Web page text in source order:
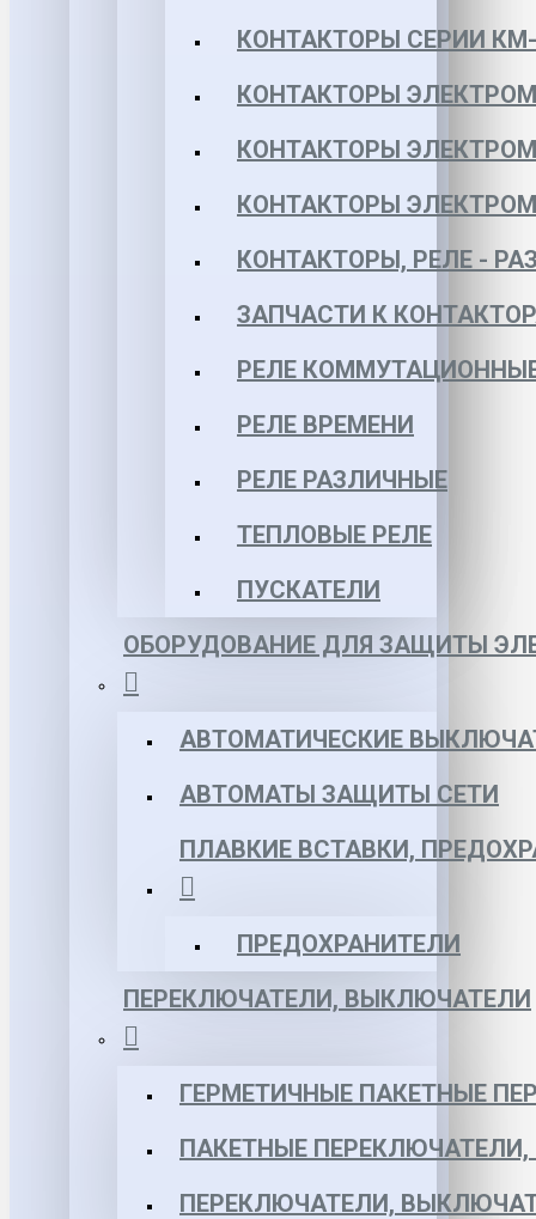
КОНТАКТОРЫ СЕРИИ КМ-
КОНТАКТОРЫ
КОНТАКТОРЫ
КОНТАКТОРЫ
КОНТАКТОРЫ, РЕЛЕ -
ЗАПЧАСТИ К
РЕЛЕ
РЕЛЕ ВРЕМЕНИ
РЕЛЕ РАЗЛИЧНЫЕ
ТЕПЛОВЫЕ РЕЛЕ
ПУСКАТЕЛИ
ОБОРУДОВАНИЕ ДЛЯ ЗАЩИТЫ
АВТОМАТИЧЕСКИЕ
АВТОМАТЫ ЗАЩИТЫ СЕТИ
ПЛАВКИЕ ВСТАВКИ,
ПРЕДОХРАНИТЕЛИ
ПЕРЕКЛЮЧАТЕЛИ, ВЫКЛЮЧАТЕЛИ
ГЕРМЕТИЧНЫЕ ПАКЕТНЫЕ
ПАКЕТНЫЕ
ПЕРЕКЛЮЧАТЕЛИ,